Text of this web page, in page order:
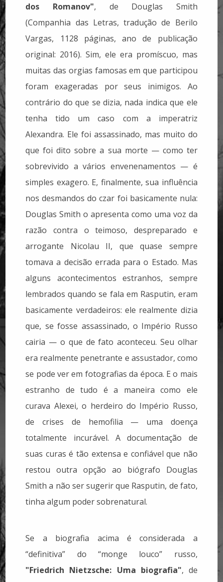
dos Romanov", de Douglas Smith
(Companhia das Letras, tradução de Berilo
Vargas, 1128 páginas, ano de publicação
original: 2016). Sim, ele era promíscuo, mas
muitas das orgias famosas em que participou
foram exageradas por seus inimigos. Ao
contrário do que se dizia, nada indica que ele
tenha tido um caso com a imperatriz
Alexandra. Ele foi assassinado, mas muito do
que foi dito sobre a sua morte — como ter
sobrevivido a vários envenenamentos — é
simples exagero. E, finalmente, sua influência
nos desmandos do czar foi basicamente nula:
Douglas Smith o apresenta como uma voz da
razão contra o teimoso, despreparado e
arrogante Nicolau II, que quase sempre
tomava a decisão errada para o Estado. Mas
alguns acontecimentos estranhos, sempre
lembrados quando se fala em Rasputin, eram
basicamente verdadeiros: ele realmente dizia
que, se fosse assassinado, o Império Russo
cairia — o que de fato aconteceu. Seu olhar
era realmente penetrante e assustador, como
se pode ver em fotografias da época. E o mais
estranho de tudo é a maneira como ele
curava Alexei, o herdeiro do Império Russo,
de crises de hemofilia — uma doença
totalmente incurável. A documentação de
suas curas é tão extensa e confiável que não
restou outra opção ao biógrafo Douglas
Smith a não ser sugerir que Rasputin, de fato,
tinha algum poder sobrenatural.
Se a biografia acima é considerada a
“definitiva” do “monge louco” russo,
"Friedrich Nietzsche: Uma biografia", de